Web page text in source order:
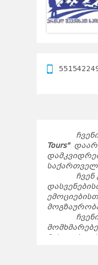
ჩვენი
Tours"
ჩვენ
ჩვენი
მისაღებ